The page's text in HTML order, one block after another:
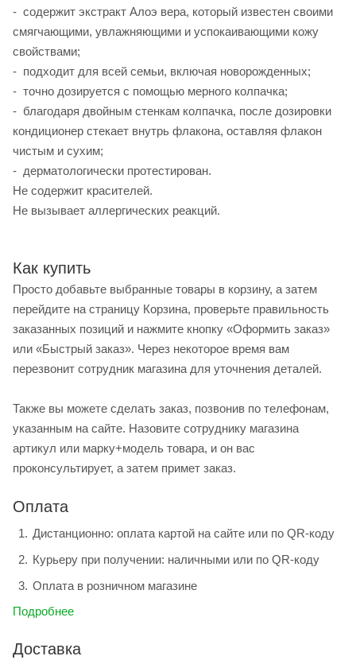
- содержит экстракт Алоэ вера, который известен своими
смягчающими, увлажняющими и успокаивающими кожу
свойствами;
- подходит для всей семьи, включая новорожденных;
- точно дозируется с помощью мерного колпачка;
- благодаря двойным стенкам колпачка, после дозировки
кондиционер стекает внутрь флакона, оставляя флакон
чистым и сухим;
- дерматологически протестирован.
Не содержит красителей.
Не вызывает аллергических реакций.
Как купить
Просто добавьте выбранные товары в корзину, а затем
перейдите на страницу Корзина, проверьте правильность
заказанных позиций и нажмите кнопку «Оформить заказ»
или «Быстрый заказ». Через некоторое время вам
перезвонит сотрудник магазина для уточнения деталей.
Также вы можете сделать заказ, позвонив по телефонам,
указанным на сайте. Назовите сотруднику магазина
артикул или марку+модель товара, и он вас
проконсультирует, а затем примет заказ.
Оплата
Дистанционно: оплата картой на сайте или по QR-коду
Курьеру при получении: наличными или по QR-коду
Оплата в розничном магазине
Подробнее
Доставка